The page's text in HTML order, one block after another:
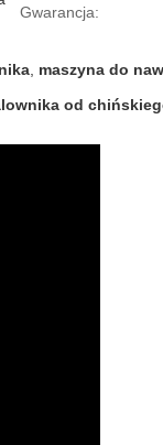
Gwarancja:
maszyna do
od